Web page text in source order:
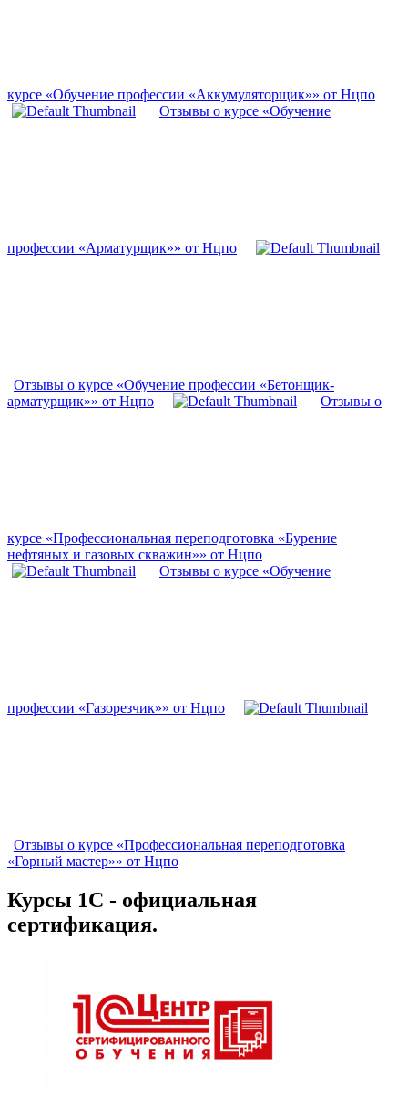
курсе «Обучение профессии «Аккумуляторщик»» от Нцпо
Отзывы о курсе «Обучение
профессии «Арматурщик»» от Нцпо
Отзывы о курсе «Обучение профессии «Бетонщик-
арматурщик»» от Нцпо
Отзывы о
курсе «Профессиональная переподготовка «Бурение
нефтяных и газовых скважин»» от Нцпо
Отзывы о курсе «Обучение
профессии «Газорезчик»» от Нцпо
Отзывы о курсе «Профессиональная переподготовка
«Горный мастер»» от Нцпо
Курсы 1С - официальная
сертификация.